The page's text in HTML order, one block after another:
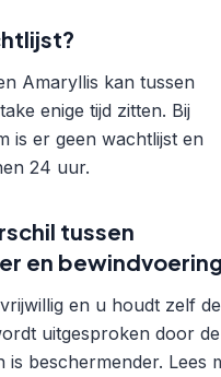
Amaryllis kan tussen
enige tijd zitten. Bij
is er geen wachtlijst en
24 uur.
tussen
en
en u houdt zelf
uitgesproken door de
beschermender. Lees